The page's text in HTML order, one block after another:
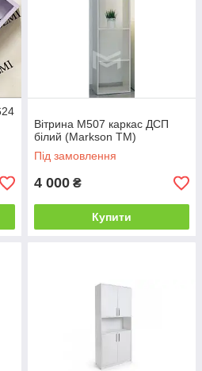
Вітрина М507 каркас ДСП
білий (Markson TM)
Під замовлення
4 000 ₴
Купити